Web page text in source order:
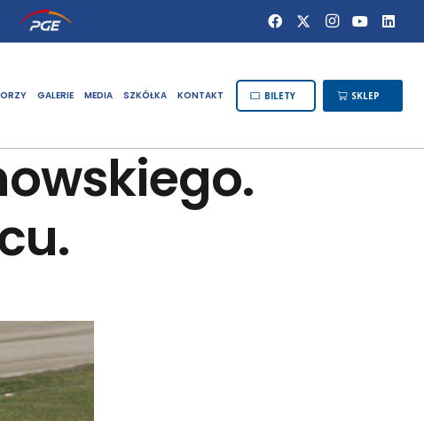
GALERIE MEDIA SZKÓŁKA KONTAKT BILETY SKLEP